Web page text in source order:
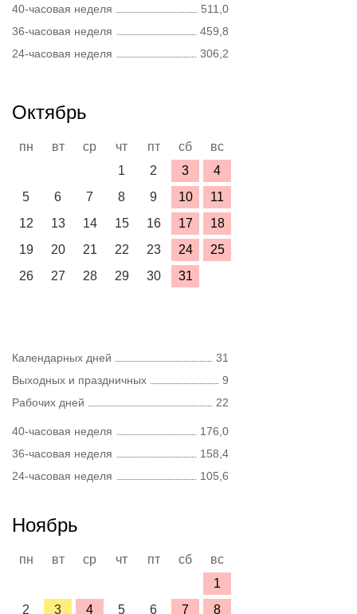
40-часовая неделя
511,0
36-часовая неделя
459,8
24-часовая неделя
306,2
Октябрь
пн вт ср чт пт сб
вс
1
2 3
4
5
6 7 8 9 10
11
12
13 14 15 16 17
18
19
20 21 22 23 24
25
26
27 28 29 30 31
Календарных дней
31
Выходных и праздничных
9
Рабочих дней
22
40-часовая неделя
176,0
36-часовая неделя
158,4
24-часовая неделя
105,6
Ноябрь
пн вт ср чт пт сб
вс
1
2
3 4 5 6 7 8